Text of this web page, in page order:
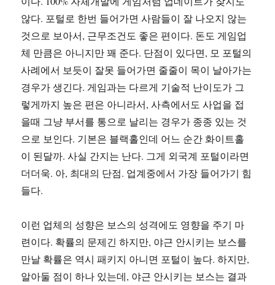
않다. 포털로 한번 들어가면 사람들이 잘 나오지 않는
것으로 보아서, 근무조건도 좋은 편이다. 돈도 게임업
체 만큼은 아니지만 꽤 준다. 단점이 있다면, 모 포털의
사례에서 보듯이 잘못 들어가면 줄줄이 목이 날아가는
경우가 생긴다. 게임과는 다르게 기술적 난이도가 그
렇게까지 높은 편은 아니라서, 사측에서도 사업을 접
을때 그냥 부서를 통으로 날리는 경우가 종종 있는 것
으로 보인다. 기본은 블랙홀인데 어느 순간 화이트홀
이 된달까. 사실 간지는 난다. 그게 외국계 포털이라면
더더욱. 아, 최대의 단점. 업계중에서 가장 들어가기 힘
들다.
이런 업체의 성향은 보스의 성격에도 영향을 주기 마
련이다. 확률의 문제긴 하지만, 야근 안시키는 보스를
만날 확률은 역시 패키지 아니면 포털이 높다. 하지만,
알아둘 점이 하나 있는데, 야근 안시키는 보스는 결과